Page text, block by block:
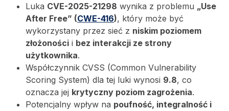
Luka CVE-2025-21298 wynika z problemu „Use
After Free” (CWE-416), który może być
wykorzystany przez sieć z niskim poziomem
złożoności i bez interakcji ze strony
użytkownika.
Współczynnik CVSS (Common Vulnerability
Scoring System) dla tej luki wynosi 9.8, co
oznacza jej krytyczny poziom zagrożenia.
Potencjalny wpływ na poufność, integralność i